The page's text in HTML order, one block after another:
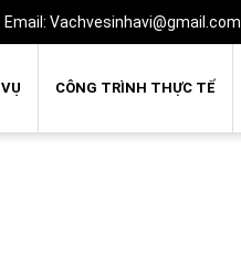
Email: Vachvesinhavi@gmail.com
CÔNG TRÌNH THỰC TẾ